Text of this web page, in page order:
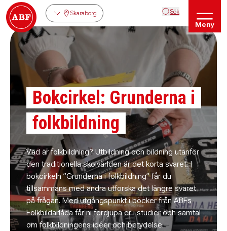
Skaraborg Sök
Meny
Bokcirkel: Grunderna i
folkbildning
Vad är folkbildning? Utbildning och bildning utanför
den traditionella skolvärlden är det korta svaret. I
bokcirkeln ”Grunderna i folkbildning” får du
tillsammans med andra utforska det längre svaret
på frågan. Med utgångspunkt i böcker från ABFs
Folkbildarlåda får ni fördjupa er i studier och samtal
om folkbildningens idéer och betydelse.